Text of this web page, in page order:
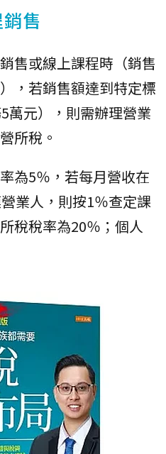
售
售或線上課程時（銷售
，若銷售額達到特定標
萬元），則需辦理營業
所稅。
為5％，若每月營收在
業人，則按1％查定課
稅稅率為20％；個人